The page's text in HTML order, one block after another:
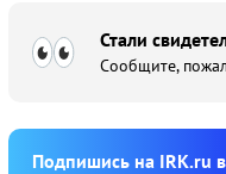
Стали
Сообщите,
Подпишиcь на IRK.ru